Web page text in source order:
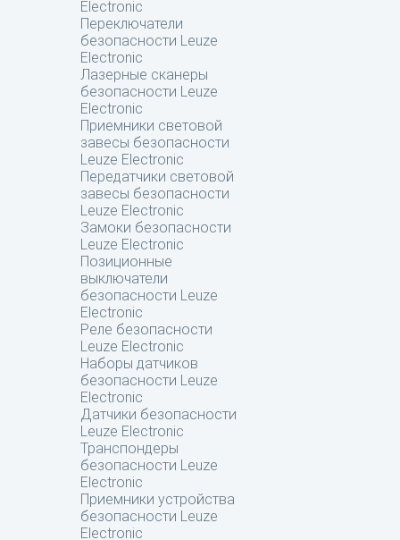
Electronic
Переключатели
безопасности Leuze
Electronic
Лазерные сканеры
безопасности Leuze
Electronic
Приемники световой
завесы безопасности
Leuze Electronic
Передатчики световой
завесы безопасности
Leuze Electronic
Замоки безопасности
Leuze Electronic
Позиционные
выключатели
безопасности Leuze
Electronic
Реле безопасности
Leuze Electronic
Наборы датчиков
безопасности Leuze
Electronic
Датчики безопасности
Leuze Electronic
Транспондеры
безопасности Leuze
Electronic
Приемники устройства
безопасности Leuze
Electronic